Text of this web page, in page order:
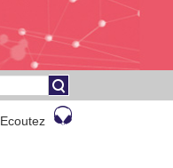
Ecoutez